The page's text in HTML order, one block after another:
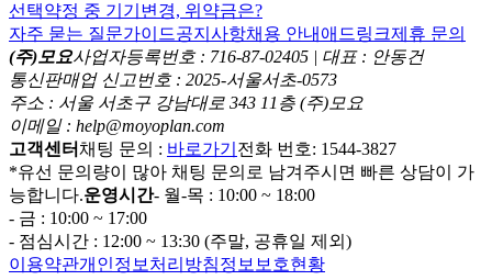
선택약정 중 기기변경, 위약금은?
자주 묻는 질문가이드공지사항채용 안내 애드링크제휴 문의
(주)모요사업자등록번호 : 716-87-02405 | 대표 : 안동건
통신판매업 신고번호 : 2025-서울서초-0573
주소 : 서울 서초구 강남대로 343 11층 (주)모요
이메일 : help@moyoplan.com
고객센터채팅 문의 : 바로가기 전화 번호: 1544-3827
*유선 문의량이 많아 채팅 문의로 남겨주시면 빠른 상담이 가
능합니다.운영시간- 월-목 : 10:00 ~ 18:00
- 금 : 10:00 ~ 17:00
- 점심시간 : 12:00 ~ 13:30 (주말, 공휴일 제외)
이용약관개인정보처리방침정보보호현황